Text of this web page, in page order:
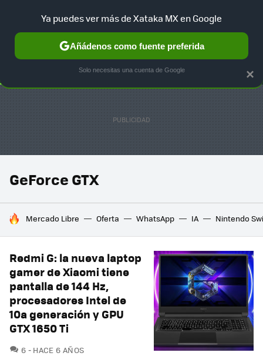
SELECCIÓN GAMING HOME AUTO TERRITORIO
GeForce GTX
HOY SE HABLA DE
Mercado Libre Oferta WhatsApp IA Nintendo
Redmi G: la nueva laptop
gamer de Xiaomi tiene
pantalla de 144 Hz,
procesadores Intel de
10a generación y GPU
GTX 1650 Ti
6 COMENTARIOS
HACE 6 AÑOS
×
Ya puedes ver más de Xataka MX en Google
Añádenos como fuente preferida
Solo necesitas una cuenta de Google